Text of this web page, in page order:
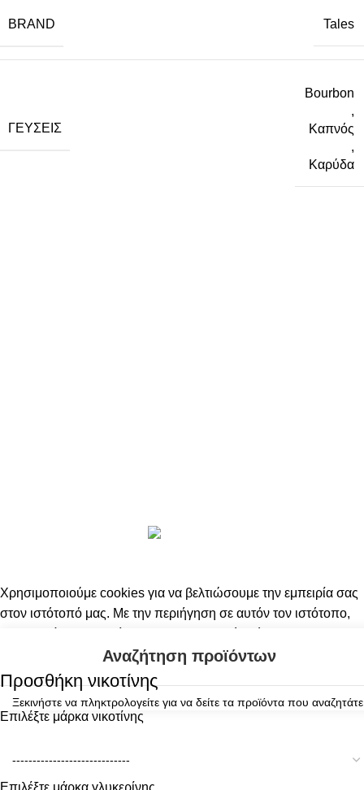
BRAND Tales
ΓΕΎΣΕΙΣ
Bourbon
,
Καπνός
,
Καρύδα
Ξεκινήστε να πληκτρολογείτε για να δείτε τα προϊόντα που
Χρησιμοποιούμε cookies για να βελτιώσουμε την εμπειρία σας
στον ιστότοπό μας. Με την περιήγηση σε αυτόν τον ιστότοπο,
Περισσότερες πληροφορίεςΑποδοχή
Προσθήκη νικοτίνης
Επιλέξτε μάρκα νικοτίνης
Επιλέξτε μάρκα γλυκερίνης